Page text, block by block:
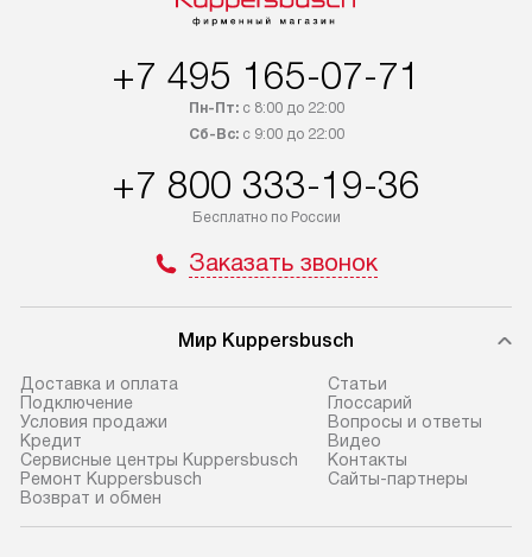
+7 495 165-07-71
Пн-Пт:с 8:00 до 22:00
Сб-Вс:с 9:00 до 22:00
+7 800 333-19-36
Бесплатно по России
Заказать звонок
Мир Kuppersbusch
Доставка и оплата
Подключение
Условия продажи
Кредит
Сервисные центры Kuppersbusch
Ремонт Kuppersbusch
Возврат и обмен
Cтатьи
Глоссарий
Вопросы и ответы
Видео
Контакты
Сайты-партнеры